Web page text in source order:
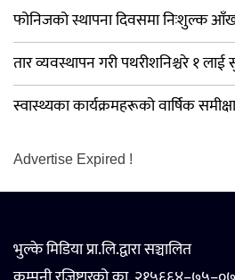
फोनिजको स्थापना दिवसमा निःशुल्क
तार व्यवस्थापन गरी पथरीशनिश्चरे १
स्वास्थ्यका कार्यक्रमहरूको वार्षिक समीक्षा
Advertise Expired !
भुल्के मिडिया प्रा.लि.द्वारा सञ्चालित